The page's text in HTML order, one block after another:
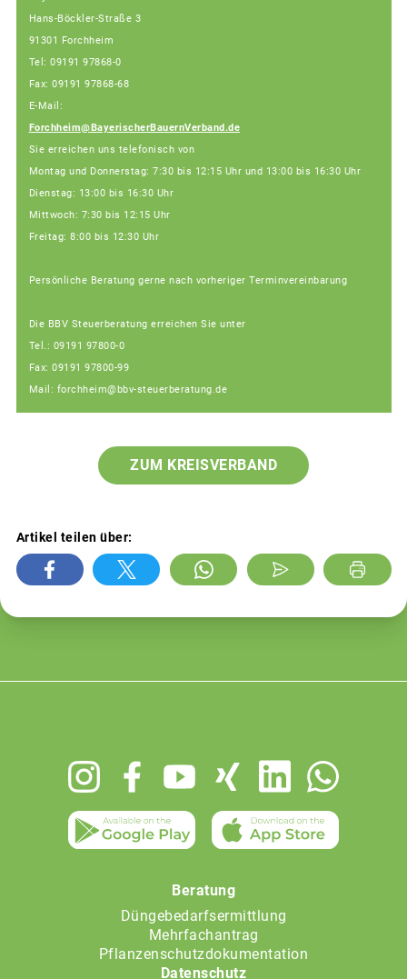
Hans-Böckler-Straße 3
91301 Forchheim
Tel: 09191 97868-0
Fax: 09191 97868-68
E-Mail:
Forchheim@BayerischerBauernVerband.de
Sie erreichen uns telefonisch von
Montag und Donnerstag: 7:30 bis 12:15 Uhr und 13:00 bis 16:30 Uhr
Dienstag: 13:00 bis 16:30 Uhr
Mittwoch: 7:30 bis 12:15 Uhr
Freitag: 8:00 bis 12:30 Uhr
Persönliche Beratung gerne nach vorheriger Terminvereinbarung
Die BBV Steuerberatung erreichen Sie unter
Tel.: 09191 97800-0
Fax: 09191 97800-99
Mail: forchheim@bbv-steuerberatung.de
ZUM KREISVERBAND
Artikel teilen über:
Beratung
Düngebedarfsermittlung
Mehrfachantrag
Pflanzenschutzdokumentation
Datenschutz